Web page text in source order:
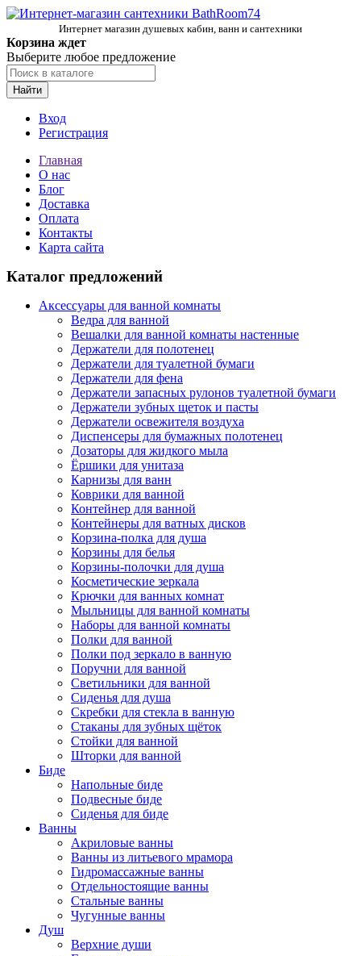
Интернет магазин душевых кабин, ванн и сантехники
Корзина ждет
Выберите любое предложение
Найти
Вход
Регистрация
Главная
О нас
Блог
Доставка
Оплата
Контакты
Карта сайта
Каталог предложений
Аксессуары для ванной комнаты
Ведра для ванной
Вешалки для ванной комнаты настенные
Держатели для полотенец
Держатели для туалетной бумаги
Держатели для фена
Держатели запасных рулонов туалетной бумаги
Держатели зубных щеток и пасты
Держатели освежителя воздуха
Диспенсеры для бумажных полотенец
Дозаторы для жидкого мыла
Ёршики для унитаза
Карнизы для ванн
Коврики для ванной
Контейнер для ванной
Контейнеры для ватных дисков
Корзина-полка для душа
Корзины для белья
Корзины-полочки для душа
Косметические зеркала
Крючки для ванных комнат
Мыльницы для ванной комнаты
Наборы для ванной комнаты
Полки для ванной
Полки под зеркало в ванную
Поручни для ванной
Светильники для ванной
Сиденья для душа
Скребки для стекла в ванную
Стаканы для зубных щёток
Стойки для ванной
Шторки для ванной
Биде
Напольные биде
Подвесные биде
Сиденья для биде
Ванны
Акриловые ванны
Ванны из литьевого мрамора
Гидромассажные ванны
Отдельностоящие ванны
Стальные ванны
Чугунные ванны
Душ
Верхние души